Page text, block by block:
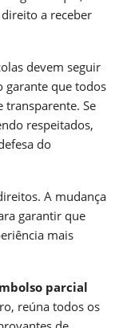
a receber
devem seguir
garante que todos
transparente. Se
respeitados,
do
A mudança
garantir que
mais
parcial
reúna todos os